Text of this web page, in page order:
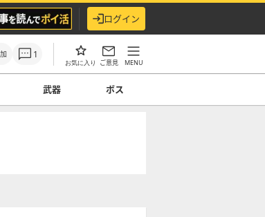
ログイン
1
お気に入り ご意見 MENU
武器 ボス